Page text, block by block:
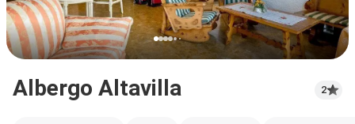
Albergo Altavilla 2